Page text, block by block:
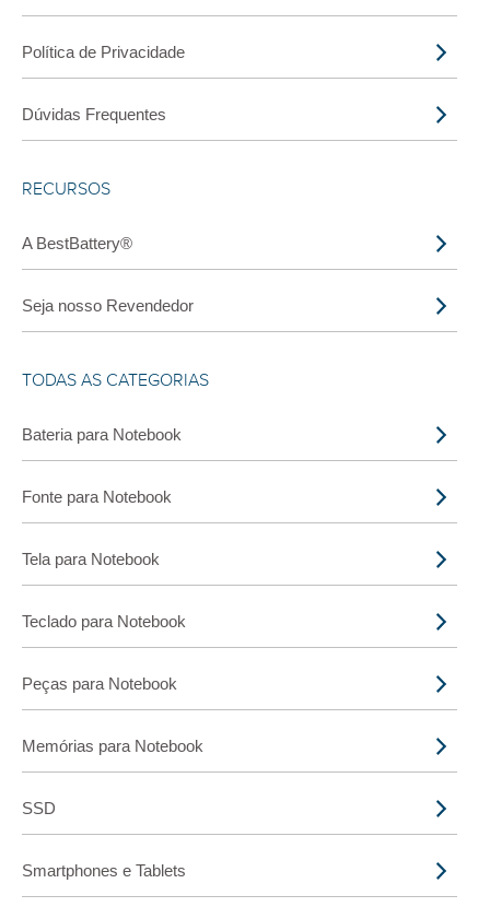
Política de Privacidade
Dúvidas Frequentes
RECURSOS
A BestBattery®
Seja nosso Revendedor
TODAS AS CATEGORIAS
Bateria para Notebook
Fonte para Notebook
Tela para Notebook
Teclado para Notebook
Peças para Notebook
Memórias para Notebook
SSD
Smartphones e Tablets